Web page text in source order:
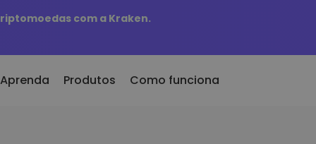
com a Kraken.
Aprenda Produtos Como funciona